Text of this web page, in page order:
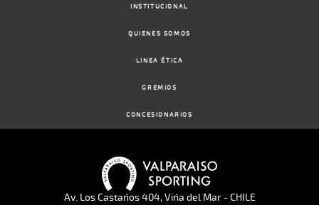
INSTITUCIONAL
QUIENES SOMOS
LINEA ÉTICA
GREMIOS
CONCESIONARIOS
Av. Los Castaños 404, Viña del Mar - CHILE